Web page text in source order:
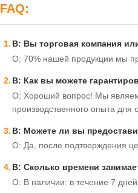
FAQ:
В: Вы торговая компания
О: 70% нашей продукции мы
В: Как вы можете
О: Хороший вопрос! Мы
производственного опыта
В: Можете ли вы
О: Да, после подтверждения
В: Сколько времени
О: В наличии: в течение 7